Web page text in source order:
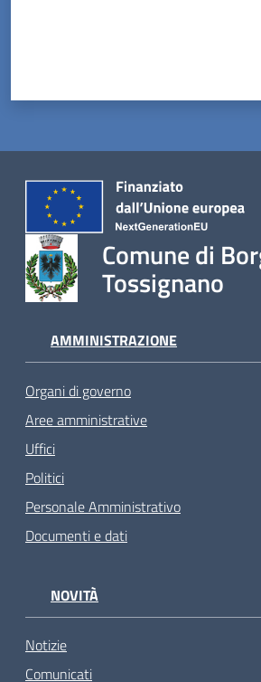
Comune di
Tossignano
AMMINISTRAZIONE
Organi di governo
Aree amministrative
Uffici
Politici
Personale Amministrativo
Documenti e dati
NOVITÀ
Notizie
Comunicati